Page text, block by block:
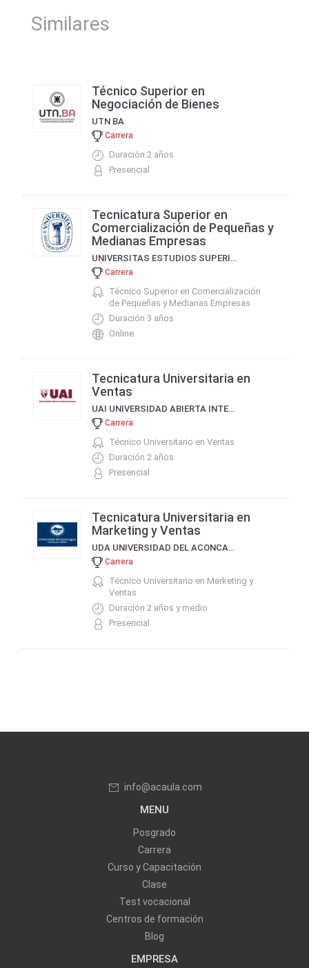
Similares
Técnico Superior en
Negociación de Bienes
UTN BA
Carrera
Duración 2 años
Presencial
Tecnicatura Superior en
Comercialización de Pequeñas y
Medianas Empresas
UNIVERSITAS ESTUDIOS SUPERIORES
Carrera
Técnico Superior en Comercialización
de Pequeñas y Medianas Empresas
Duración 3 años
Online
Tecnicatura Universitaria en
Ventas
UAI UNIVERSIDAD ABIERTA INTERAMERICANA
Carrera
Técnico Universitario en Ventas
Duración 2 años
Presencial
Tecnicatura Universitaria en
Marketing y Ventas
UDA UNIVERSIDAD DEL ACONCAGUA
Carrera
Técnico Universitario en Marketing y
Ventas
Duración 2 años y medio
Presencial
info@acaula.com
MENU
Posgrado
Carrera
Curso y Capacitación
Clase
Test vocacional
Centros de formación
Blog
EMPRESA